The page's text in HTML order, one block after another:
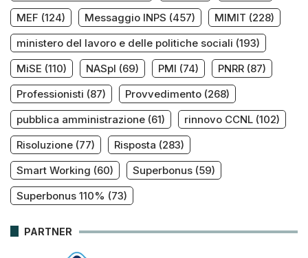
MEF (124) Messaggio INPS (457) MIMIT (228)
ministero del lavoro e delle politiche sociali (193)
MiSE (110) NASpI (69) PMI (74) PNRR (87)
Professionisti (87) Provvedimento (268)
pubblica amministrazione (61) rinnovo CCNL (102)
Risoluzione (77) Risposta (283)
Smart Working (60) Superbonus (59)
Superbonus 110% (73)
PARTNER